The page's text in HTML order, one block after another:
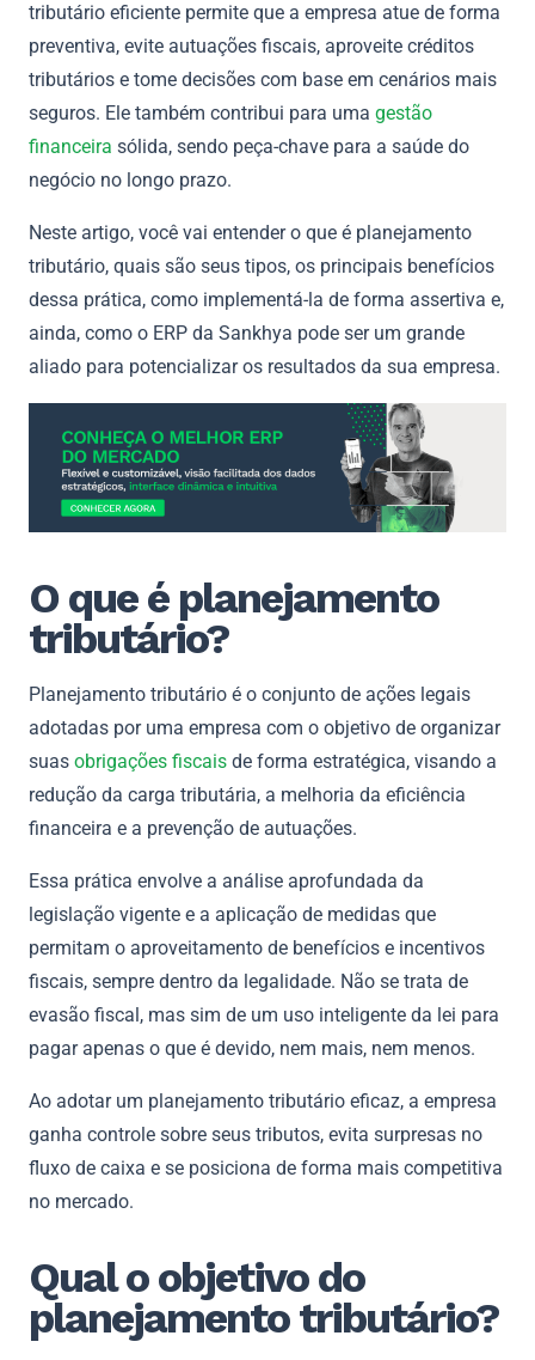
tributário eficiente permite que a empresa atue de forma
preventiva, evite autuações fiscais, aproveite créditos
tributários e tome decisões com base em cenários mais
seguros. Ele também contribui para uma gestão
financeira sólida, sendo peça-chave para a saúde do
negócio no longo prazo.
Neste artigo, você vai entender o que é planejamento
tributário, quais são seus tipos, os principais benefícios
dessa prática, como implementá-la de forma assertiva e,
ainda, como o ERP da Sankhya pode ser um grande
aliado para potencializar os resultados da sua empresa.
O que é planejamento
tributário?
Planejamento tributário é o conjunto de ações legais
adotadas por uma empresa com o objetivo de organizar
suas obrigações fiscais de forma estratégica, visando a
redução da carga tributária, a melhoria da eficiência
financeira e a prevenção de autuações.
Essa prática envolve a análise aprofundada da
legislação vigente e a aplicação de medidas que
permitam o aproveitamento de benefícios e incentivos
fiscais, sempre dentro da legalidade. Não se trata de
evasão fiscal, mas sim de um uso inteligente da lei para
pagar apenas o que é devido, nem mais, nem menos.
Ao adotar um planejamento tributário eficaz, a empresa
ganha controle sobre seus tributos, evita surpresas no
fluxo de caixa e se posiciona de forma mais competitiva
no mercado.
Qual o objetivo do
planejamento tributário?